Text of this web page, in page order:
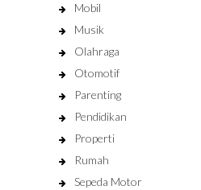
Mobil
Musik
Olahraga
Otomotif
Parenting
Pendidikan
Properti
Rumah
Sepeda Motor